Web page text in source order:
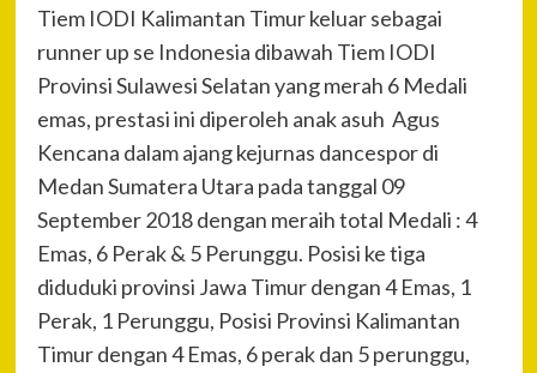
Tiem IODI Kalimantan Timur keluar sebagai
runner up se Indonesia dibawah Tiem IODI
Provinsi Sulawesi Selatan yang merah 6 Medali
emas, prestasi ini diperoleh anak asuh Agus
Kencana dalam ajang kejurnas dancespor di
Medan Sumatera Utara pada tanggal 09
September 2018 dengan meraih total Medali : 4
Emas, 6 Perak & 5 Perunggu. Posisi ke tiga
diduduki provinsi Jawa Timur dengan 4 Emas, 1
Perak, 1 Perunggu, Posisi Provinsi Kalimantan
Timur dengan 4 Emas, 6 perak dan 5 perunggu,